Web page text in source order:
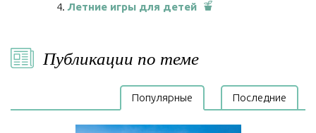
Летние игры для детей
Публикации по теме
Популярные Последние